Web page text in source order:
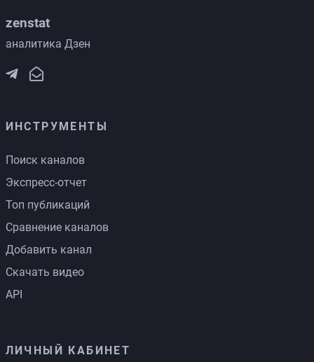
zenstat
аналитика Дзен
ИНСТРУМЕНТЫ
Поиск каналов
Экспресс-отчет
Топ публикаций
Сравнение каналов
Добавить канал
Скачать видео
API
ЛИЧНЫЙ КАБИНЕТ